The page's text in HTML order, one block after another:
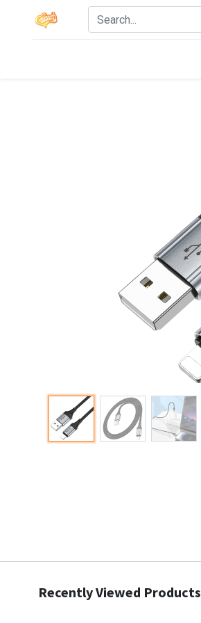
Recently Viewed Products